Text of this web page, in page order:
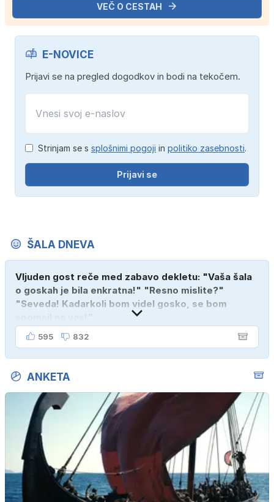
VEČ O CESTAH
E-NOVICE
Prijavi se na pregled dogodkov in bodi na tekočem.
Strinjam se s splošnimi pogoji in politiko zasebnosti.
Prijavi se
ŠALA DNEVA
Vljuden gost reče med zabavo dekletu: "Vaša šala
o goskah je bila enkratna!" "Resno mislite?"
"Seveda! Kadarkoli bom videl gosko, se bom
595 832
ANKETA